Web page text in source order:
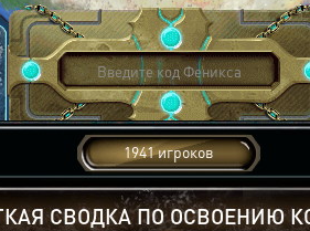
1941 игроков
СВОДКА ПО ОСВОЕНИЮ